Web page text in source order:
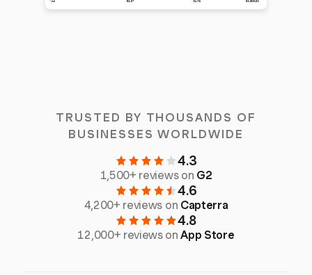
TRUSTED BY THOUSANDS OF
BUSINESSES WORLDWIDE
4.3
1,500+ reviews on G2
4.6
4,200+ reviews on Capterra
4.8
12,000+ reviews onApp Store